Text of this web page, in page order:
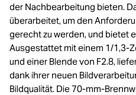
der Nachbearbeitung bieten.
überarbeitet, um den
gerecht zu werden, und bietet
Ausgestattet mit einem 1/1,3-
und einer Blende von F2.8,
dank ihrer neuen
Bildqualität. Die 70-mm-